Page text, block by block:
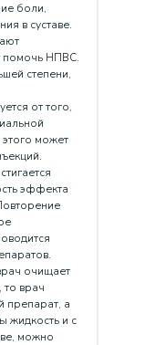
боли,
в суставе.
помочь НПВС.
степени,
от того,
этого может
эффекта
очищает
то врач
препарат, а
жидкость и с
можно